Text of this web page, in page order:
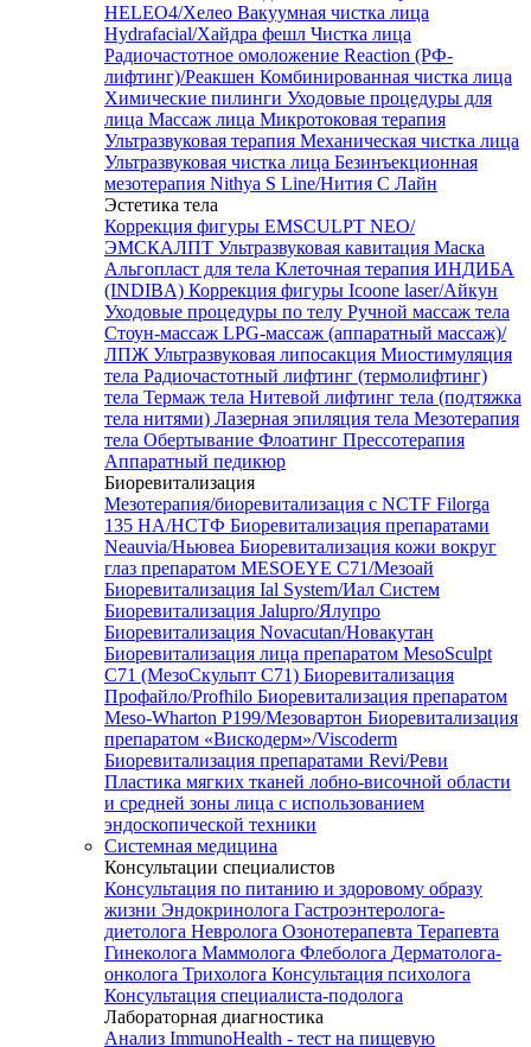
HELEO4/Хелео Вакуумная чистка лица
Hydrafacial/Хайдра фешл Чистка лица
Радиочастотное омоложение Reaction (РФ-
лифтинг)/Реакшен Комбинированная чистка лица
Химические пилинги Уходовые процедуры для
лица Массаж лица Микротоковая терапия
Ультразвуковая терапия Механическая чистка лица
Ультразвуковая чистка лица Безинъекционная
мезотерапия Nithya S Line/Нития С Лайн
Эстетика тела
Коррекция фигуры EMSCULPT NEO/
ЭМСКАЛПТ Ультразвуковая кавитация Маска
Альгопласт для тела Клеточная терапия ИНДИБА
(INDIBA) Коррекция фигуры Icoone laser/Айкун
Уходовые процедуры по телу Ручной массаж тела
Стоун-массаж LPG-массаж (аппаратный массаж)/
ЛПЖ Ультразвуковая липосакция Миостимуляция
тела Радиочастотный лифтинг (термолифтинг)
тела Термаж тела Нитевой лифтинг тела (подтяжка
тела нитями) Лазерная эпиляция тела Мезотерапия
тела Обертывание Флоатинг Прессотерапия
Аппаратный педикюр
Биоревитализация
Мезотерапия/биоревитализация с NCTF Filorga
135 HA/НСТФ Биоревитализация препаратами
Neauvia/Ньювеа Биоревитализация кожи вокруг
глаз препаратом MESOEYE C71/Мезоай
Биоревитализация Ial System/Иал Систем
Биоревитализация Jalupro/Ялупро
Биоревитализация Novacutan/Новакутан
Биоревитализация лица препаратом MesoSculpt
C71 (МезоСкульпт С71) Биоревитализация
Профайло/Profhilo Биоревитализация препаратом
Meso-Wharton P199/Мезовартон Биоревитализация
препаратом «Вискодерм»/Viscoderm
Биоревитализация препаратами Revi/Реви
Пластика мягких тканей лобно-височной области
и средней зоны лица с использованием
эндоскопической техники
Системная медицина
Консультации специалистов
Консультация по питанию и здоровому образу
жизни Эндокринолога Гастроэнтеролога-
диетолога Невролога Озонотерапевта Терапевта
Гинеколога Маммолога Флеболога Дерматолога-
онколога Трихолога Консультация психолога
Консультация специалиста-подолога
Лабораторная диагностика
Анализ ImmunoHealth - тест на пищевую